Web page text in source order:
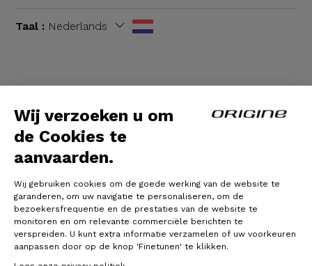
Wij verzoeken u om
de Cookies te
aanvaarden.
Wij gebruiken cookies om de goede werking van de website te
garanderen, om uw navigatie te personaliseren, om de
bezoekersfrequentie en de prestaties van de website te
monitoren en om relevante commerciële berichten te
verspreiden. U kunt extra informatie verzamelen of uw voorkeuren
aanpassen door op de knop 'Finetunen' te klikken.
Taal : Nederlands
© Origine Cycles